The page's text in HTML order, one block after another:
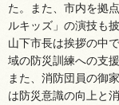
た。また、市内を拠
ルキッズ」の演技も
山下市長は挨拶の中
域の防災訓練への支
また、消防団員の御
は防災意識の向上と